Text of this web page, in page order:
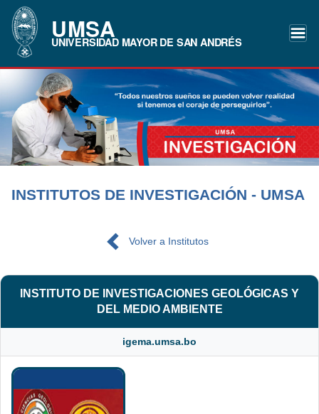
UMSA
UNIVERSIDAD MAYOR DE SAN ANDRÉS
INSTITUTOS DE INVESTIGACIÓN - UMSA
Volver a Institutos
INSTITUTO DE INVESTIGACIONES GEOLÓGICAS Y
DEL MEDIO AMBIENTE
igema.umsa.bo